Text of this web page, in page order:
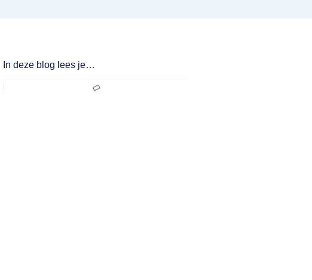
In deze blog lees je…